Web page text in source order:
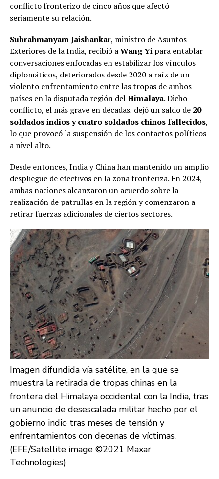
conflicto fronterizo de cinco años que afectó
seriamente su relación.
Subrahmanyam Jaishankar, ministro de Asuntos
Exteriores de la India, recibió aWang Yi para entablar
conversaciones enfocadas en estabilizar los vínculos
diplomáticos, deteriorados desde 2020 a raíz de un
violento enfrentamiento entre las tropas de ambos
países en la disputada región delHimalaya. Dicho
conflicto, el más grave en décadas, dejó un saldo de 20
soldados indios y cuatro soldados chinos fallecidos,
lo que provocó la suspensión de los contactos políticos
a nivel alto.
Desde entonces, India y China han mantenido un amplio
despliegue de efectivos en la zona fronteriza. En 2024,
ambas naciones alcanzaron un acuerdo sobre la
realización de patrullas en la región y comenzaron a
retirar fuerzas adicionales de ciertos sectores.
Imagen difundida vía satélite, en la que se
muestra la retirada de tropas chinas en la
frontera del Himalaya occidental con la India, tras
un anuncio de desescalada militar hecho por el
gobierno indio tras meses de tensión y
enfrentamientos con decenas de víctimas.
(EFE/Satellite image ©2021 Maxar
Technologies)